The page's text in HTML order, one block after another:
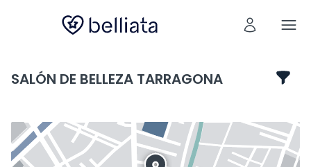
SALÓN DE BELLEZA TARRAGONA